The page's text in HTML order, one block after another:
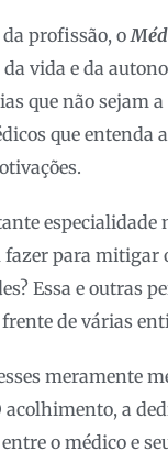
da profissão, o
vida e da
que não sejam a
que entenda
especialidade
para mitigar
Essa e outras
de várias
meramente
a
o médico e